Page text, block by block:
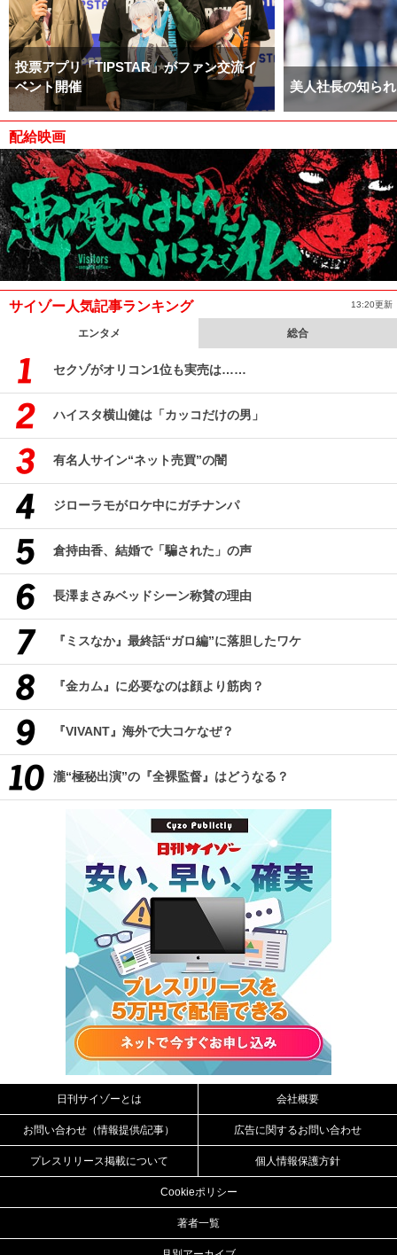
投票アプリ「TIPSTAR」がファン交流イ
ベント開催
美人社長の知ら
配給映画
サイゾー人気記事ランキング 13:20更新
エンタメ 総合
セクゾがオリコン1位も実売は……
ハイスタ横山健は「カッコだけの男」
有名人サイン“ネット売買”の闇
ジローラモがロケ中にガチナンパ
倉持由香、結婚で「騙された」の声
長澤まさみベッドシーン称賛の理由
『ミスなか』最終話“ガロ編”に落胆したワケ
『金カム』に必要なのは顔より筋肉？
『VIVANT』海外で大コケなぜ？
瀧“極秘出演”の『全裸監督』はどうなる？
日刊サイゾーとは 会社概要
お問い合わせ（情報提供/記事） 広告に関するお問い合わせ
プレスリリース掲載について 個人情報保護方針
Cookieポリシー
著者一覧